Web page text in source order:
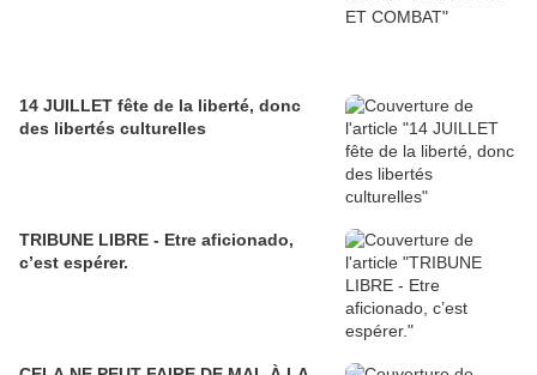
14 JUILLET fête de la liberté, donc
des libertés culturelles
TRIBUNE LIBRE - Etre aficionado,
c’est espérer.